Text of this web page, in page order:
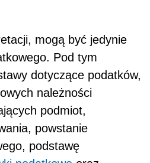
mogą być jedynie
Pod tym
dotyczące podatków,
należności
podmiot,
powstanie
podstawę